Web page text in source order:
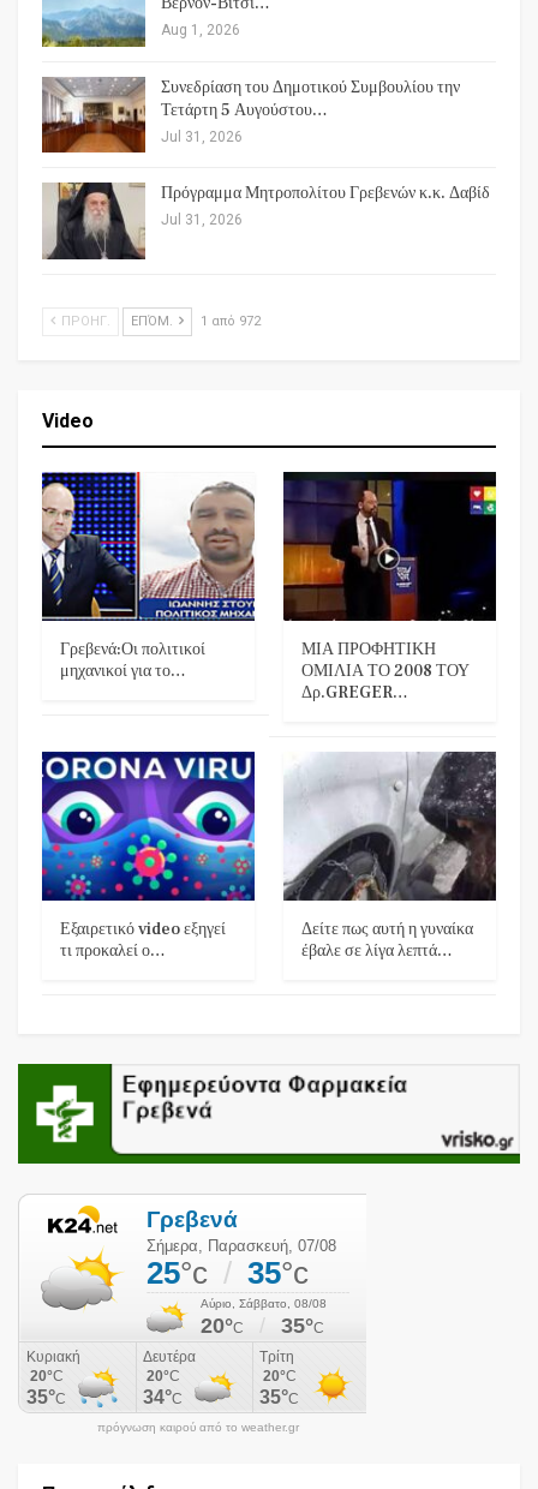
Aug 1, 2026
Συνεδρίαση του Δημοτικού Συμβουλίου την
Τετάρτη 5 Αυγούστου…
Jul 31, 2026
Πρόγραμμα Μητροπολίτου Γρεβενών κ.κ. Δαβίδ
Jul 31, 2026
ΠΡΟΗΓ. ΕΠΌΜ. 1 από 972
Video
Γρεβενά:Οι πολιτικοί
μηχανικοί για το…
ΜΙΑ ΠΡΟΦΗΤΙΚΗ
ΟΜΙΛΙΑ ΤΟ 2008 ΤΟΥ
Δρ.GREGER…
Εξαιρετικό video εξηγεί
τι προκαλεί ο…
Δείτε πως αυτή η γυναίκα
έβαλε σε λίγα λεπτά…
πρόγνωση καιρού από το weather.gr